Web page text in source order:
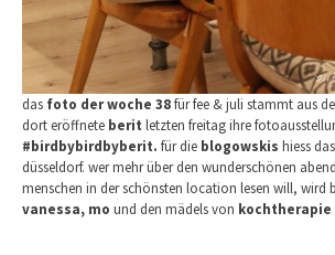
das foto der woche 38für fee & juli stammt aus
dort eröffnete berit letzten freitag ihre
#birdbybirdbyberit. für die blogowskis hiess
düsseldorf. wer mehr über den wunderschönen
menschen in der schönsten location lesen will, wird
vanessa, mo und den mädels von kochtherapie